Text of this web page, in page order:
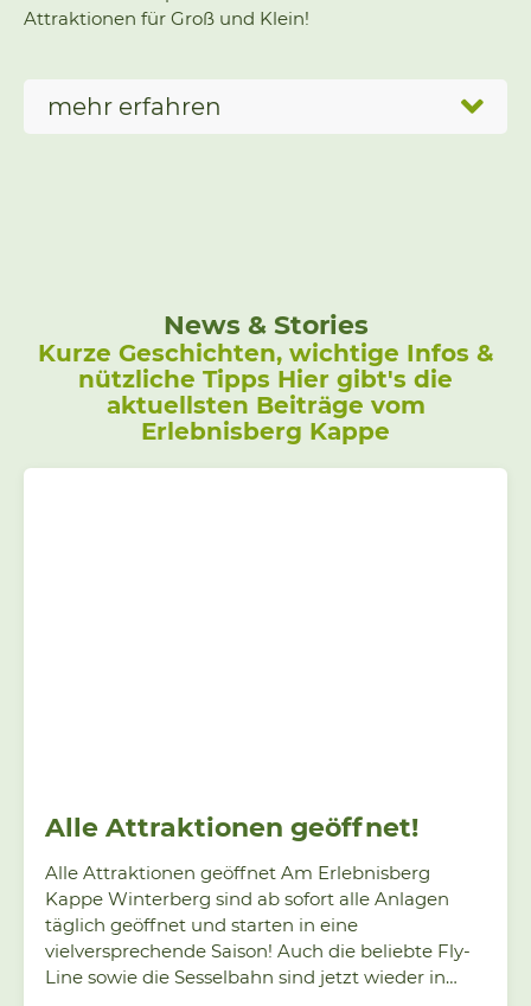
Attraktionen für Groß und Klein!
mehr erfahren
News & Stories
Kurze Geschichten, wichtige Infos &
nützliche Tipps Hier gibt's die
aktuellsten Beiträge vom
Erlebnisberg Kappe
Alle Attraktionen geöffnet!
Alle Attraktionen geöffnet Am Erlebnisberg
Kappe Winterberg sind ab sofort alle Anlagen
täglich geöffnet und starten in eine
vielversprechende Saison! Auch die beliebte Fly-
Line sowie die Sesselbahn sind jetzt wieder in